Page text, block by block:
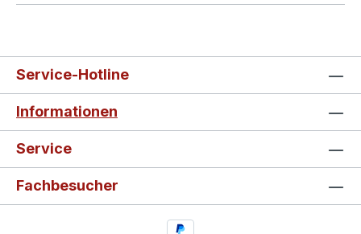
Service-Hotline
Informationen
Service
Fachbesucher